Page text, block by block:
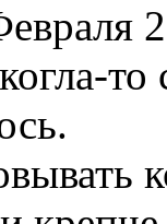
то